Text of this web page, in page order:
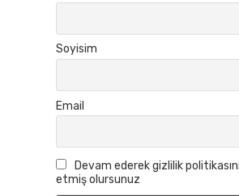
Soyisim
Email
Devam ederek gizlilik
etmiş olursunuz